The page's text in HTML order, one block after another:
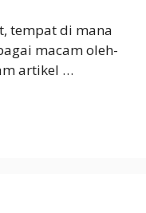
tempat di mana
macam oleh-
artikel …